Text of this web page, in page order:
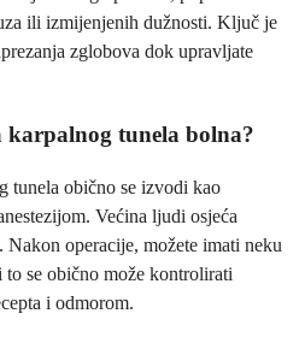
ili izmijenjenih dužnosti. Ključ je
zglobova dok upravljate
karpalnog tunela bolna?
tunela obično se izvodi kao
Većina ljudi osjeća
operacije, možete imati neku
se obično može kontrolirati
i odmorom.